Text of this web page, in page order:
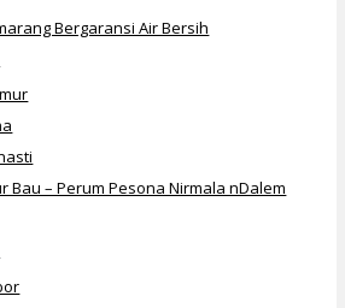
Bergaransi Air Bersih
Bau – Perum Pesona Nirmala nDalem